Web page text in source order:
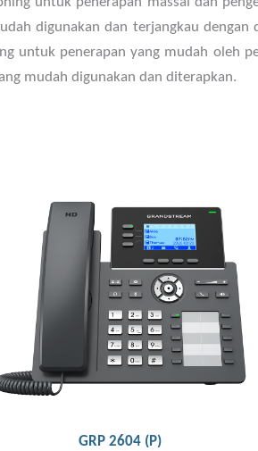
digunakan dan terjangkau
untuk penerapan yang mudah oleh
mudah digunakan dan diterapkan.
GRP 2604 (P)
3 baris, 6 akun SIP, hingga 3 tampilan panggilan
Didukung oleh GDMS yang menyediakan
antarmuka terpusat untuk mengonfigurasi,
menyediakan, mengelola, dan memantau
perangkat Grandstream
Dukungan Electronic Hook Switch (EHS) untuk
headset Plantronics, Jabra, dan Sennheiser
Detail